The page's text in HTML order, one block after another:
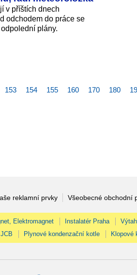
v příštích dnech
odchodem do práce se
plány.
153 154 155 160 170 180
reklamní prvky Všeobecné obchodní
Elektromagnet Instalatér Praha
JCB Plynové kondenzační kotle Klopové